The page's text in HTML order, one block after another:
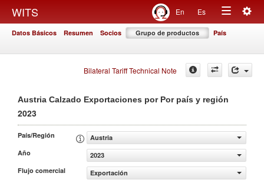
WITS En Es
Toggle
Datos Básicos Resumen Socios Grupo de productos País
Bilateral Tariff Technical Note
Austria Calzado Exportaciones por Por país y región
2023
País/Región
Austria
Año
2023
Flujo comercial
Exportación